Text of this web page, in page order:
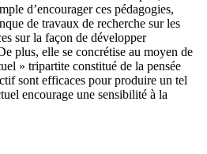
d’encourager ces pédagogies,
de travaux de recherche sur les
sur la façon de développer
plus, elle se concrétise au moyen de
» tripartite constitué de la pensée
sont efficaces pour produire un tel
encourage une sensibilité à la